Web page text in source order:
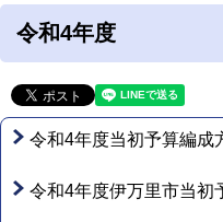
令和4年度
令和4年度当初予算編成
令和4年度伊万里市当初